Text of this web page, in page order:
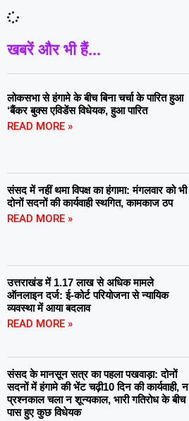
खबरें और भी हैं...
लोकसभा से हंगामे के बीच बिना चर्चा के पारित हुआ
‘बैंकर बुक्स एविडेंस विधेयक, हुआ पारित
READ MORE »
संसद में नहीं थमा विपक्ष का हंगामा: मंगलवार को भी
दोनों सदनों की कार्यवाही स्थगित, कामकाज ठप
READ MORE »
उत्तराखंड में 1.17 लाख से अधिक मामले
ऑनलाइन दर्ज: ई-कोर्ट परियोजना से न्यायिक
व्यवस्था में आया बदलाव
READ MORE »
संसद के मानसून सत्र का पहला पखवाड़ा: दोनों
सदनों में हंगामे की भेंट चढ़ी10 दिन की कार्यवाही, न
प्रश्नकाल चला न शून्यकाल, भारी गतिरोध के बीच
पास हुए कुछ विधेयक